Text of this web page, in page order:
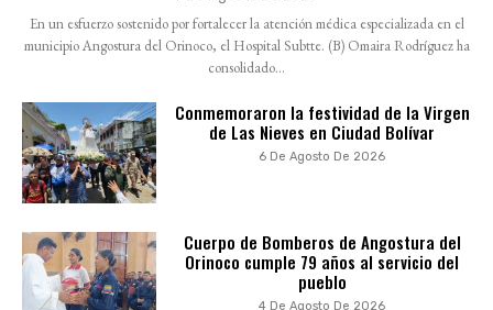
En un esfuerzo sostenido por fortalecer la atención médica especializada en el
municipio Angostura del Orinoco, el Hospital Subtte. (B) Omaira Rodríguez ha
consolidado...
Conmemoraron la festividad de la Virgen
de Las Nieves en Ciudad Bolívar
6 De Agosto De 2026
Cuerpo de Bomberos de Angostura del
Orinoco cumple 79 años al servicio del
pueblo
4 De Agosto De 2026